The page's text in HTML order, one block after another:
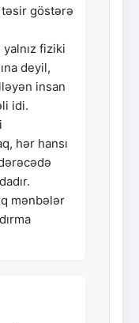
göstərə
yalnız fiziki
deyil,
insan
idi.
hər hansı
mənbələr